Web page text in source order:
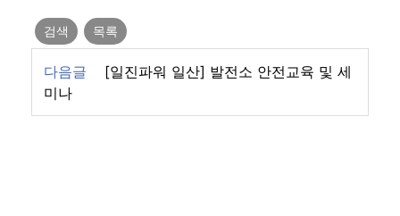
검색 목록
다음글
[일진파워 일산] 발전소 안전교육 및 세
미나